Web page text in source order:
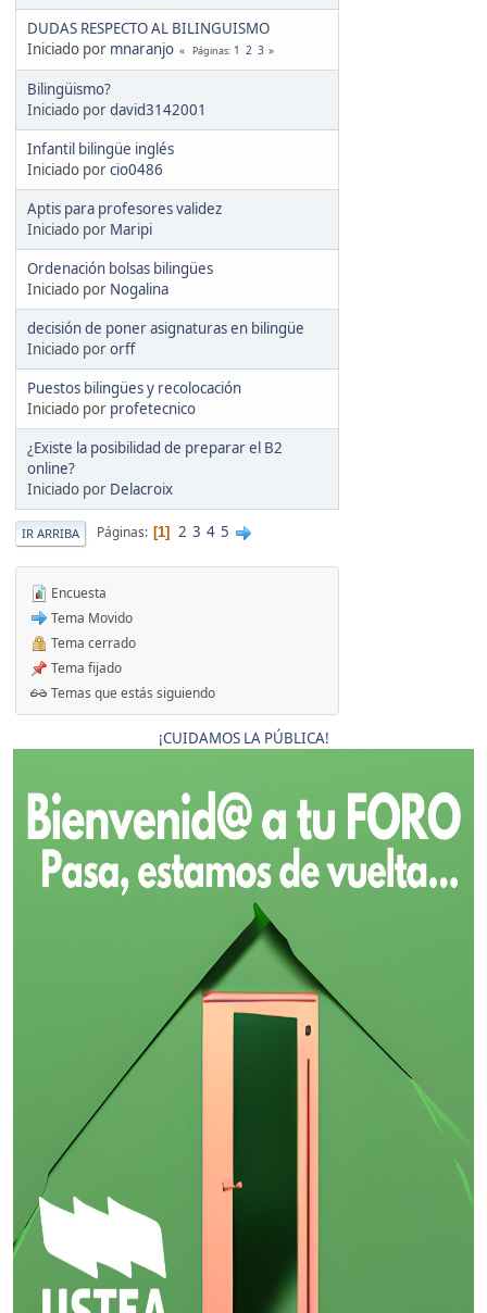
DUDAS RESPECTO AL BILINGUISMO
Iniciado por mnaranjo Páginas 1 2 3
Bilingüismo?
Iniciado pordavid3142001
Infantil bilingüe inglés
Iniciado porcio0486
Aptis para profesores validez
Iniciado por Maripi
Ordenación bolsas bilingües
Iniciado por Nogalina
decisión de poner asignaturas en bilingüe
Iniciado pororff
Puestos bilingües y recolocación
Iniciado por profetecnico
¿Existe la posibilidad de preparar el B2
online?
Iniciado por Delacroix
IR ARRIBA Páginas 1 2 3 4 5
Encuesta
Tema Movido
Tema cerrado
Tema fijado
Temas que estás siguiendo
¡CUIDAMOS LA PÚBLICA!